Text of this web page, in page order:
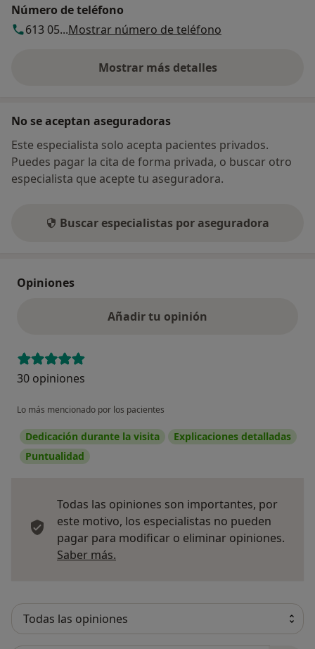
Número de teléfono
613 05...Mostrar número de teléfono
Mostrar más detalles
sobre la dirección
No se aceptan aseguradoras
Este especialista solo acepta pacientes privados.
Puedes pagar la cita de forma privada, o buscar otro
especialista que acepte tu aseguradora.
Buscar especialistas por aseguradora
Opiniones
Añadir tu opinión
30 opiniones
Lo más mencionado por los pacientes
Dedicación durante la visita
Explicaciones detalladas
Puntualidad
Todas las opiniones son importantes, por
este motivo, los especialistas no pueden
pagar para modificar o eliminar opiniones.
Saber más.